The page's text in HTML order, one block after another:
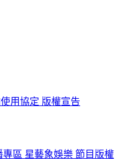
用協定 版權宣告
專區 星藝象娛樂 節目版權